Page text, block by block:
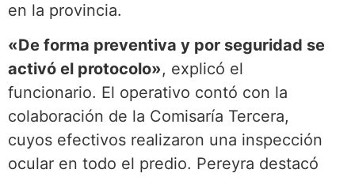
en la provincia.
«De forma preventiva y por seguridad se
activó el protocolo», explicó el
funcionario. El operativo contó con la
colaboración de la Comisaría Tercera,
cuyos efectivos realizaron una inspección
ocular en todo el predio. Pereyra destacó